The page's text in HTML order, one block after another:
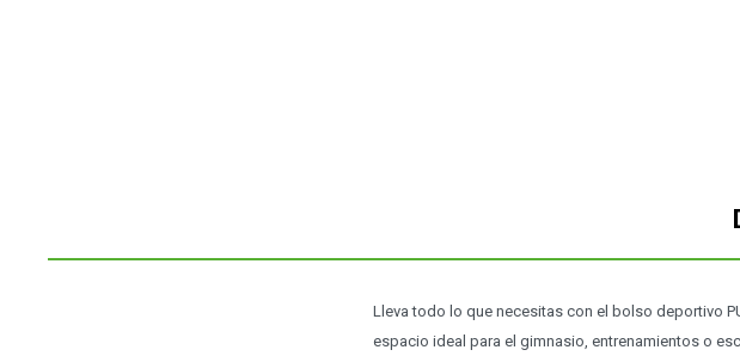
Lleva todo lo que necesitas con el bolso deportivo
espacio ideal para el gimnasio, entrenamientos o